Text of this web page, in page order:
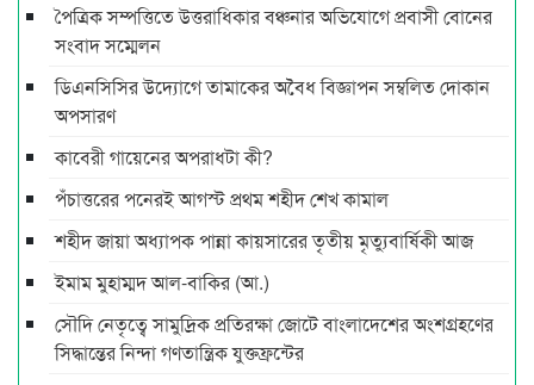
পৈত্রিক সম্পত্তিতে উত্তরাধিকার বঞ্চনার অভিযোগে প্রবাসী বোনের
সংবাদ সম্মেলন
ডিএনসিসির উদ্যোগে তামাকের অবৈধ বিজ্ঞাপন সম্বলিত দোকান
অপসারণ
কাবেরী গায়েনের অপরাধটা কী?
পঁচাত্তরের পনেরই আগস্ট প্রথম শহীদ শেখ কামাল
শহীদ জায়া অধ্যাপক পান্না কায়সারের তৃতীয় মৃত্যুবার্ষিকী আজ
ইমাম মুহাম্মদ আল-বাকির (আ.)
সৌদি নেতৃত্বে সামুদ্রিক প্রতিরক্ষা জোটে বাংলাদেশের অংশগ্রহণের
সিদ্ধান্তের নিন্দা গণতান্ত্রিক যুক্তফ্রন্টের